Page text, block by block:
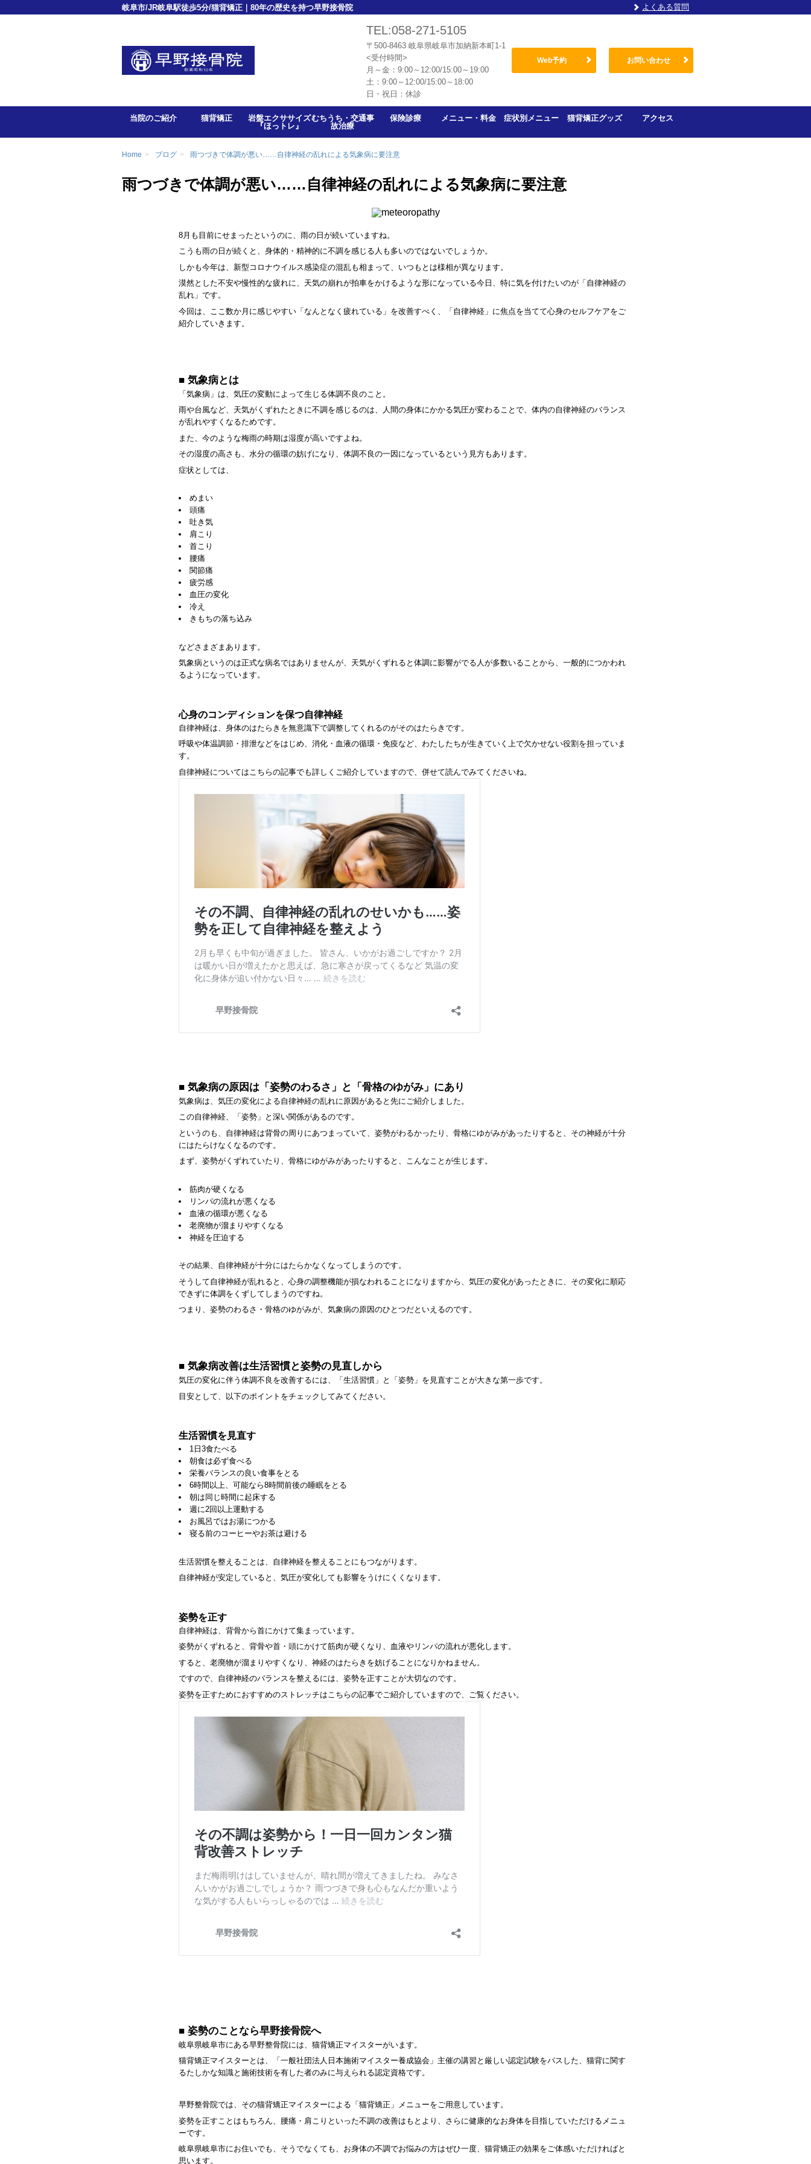
岐阜市/JR岐阜駅徒歩5分/猫背矯正｜80年の歴史を持つ早野接骨院 よくある質問
TEL:058-271-5105
〒500-8463 岐阜県岐阜市加納新本町1-1
<受付時間>
月～金：9:00～12:00/15:00～19:00
土：9:00～12:00/15:00～18:00
日・祝日：休診
Web予約 お問い合わせ
当院のご紹介 猫背矯正
岩盤エクササイズ
『ほっトレ』
むちうち・交通事
故治療
保険診療 メニュー・料金 症状別メニュー 猫背矯正グッズ アクセス
Home > ブログ > 雨つづきで体調が悪い……自律神経の乱れによる気象病に要注意
雨つづきで体調が悪い……自律神経の乱れによる気象病に要注意
8月も目前にせまったというのに、雨の日が続いていますね。
こうも雨の日が続くと、身体的・精神的に不調を感じる人も多いのではないでしょうか。
しかも今年は、新型コロナウイルス感染症の混乱も相まって、いつもとは様相が異なります。
漠然とした不安や慢性的な疲れに、天気の崩れが拍車をかけるような形になっている今日、特に気を付けたいのが「自律神経の
乱れ」です。
今回は、ここ数か月に感じやすい「なんとなく疲れている」を改善すべく、「自律神経」に焦点を当てて心身のセルフケアをご
紹介していきます。
■ 気象病とは
「気象病」は、気圧の変動によって生じる体調不良のこと。
雨や台風など、天気がくずれたときに不調を感じるのは、人間の身体にかかる気圧が変わることで、体内の自律神経のバランス
が乱れやすくなるためです。
また、今のような梅雨の時期は湿度が高いですよね。
その湿度の高さも、水分の循環の妨げになり、体調不良の一因になっているという見方もあります。
症状としては、
めまい
頭痛
吐き気
肩こり
首こり
腰痛
関節痛
疲労感
血圧の変化
冷え
きもちの落ち込み
などさまざまあります。
気象病というのは正式な病名ではありませんが、天気がくずれると体調に影響がでる人が多数いることから、一般的につかわれ
るようになっています。
心身のコンディションを保つ自律神経
自律神経は、身体のはたらきを無意識下で調整してくれるのがそのはたらきです。
呼吸や体温調節・排泄などをはじめ、消化・血液の循環・免疫など、わたしたちが生きていく上で欠かせない役割を担っていま
す。
自律神経についてはこちらの記事でも詳しくご紹介していますので、併せて読んでみてくださいね。
■ 気象病の原因は「姿勢のわるさ」と「骨格のゆがみ」にあり
気象病は、気圧の変化による自律神経の乱れに原因があると先にご紹介しました。
この自律神経、「姿勢」と深い関係があるのです。
というのも、自律神経は背骨の周りにあつまっていて、姿勢がわるかったり、骨格にゆがみがあったりすると、その神経が十分
にはたらけなくなるのです。
まず、姿勢がくずれていたり、骨格にゆがみがあったりすると、こんなことが生じます。
筋肉が硬くなる
リンパの流れが悪くなる
血液の循環が悪くなる
老廃物が溜まりやすくなる
神経を圧迫する
その結果、自律神経が十分にはたらかなくなってしまうのです。
そうして自律神経が乱れると、心身の調整機能が損なわれることになりますから、気圧の変化があったときに、その変化に順応
できずに体調をくずしてしまうのですね。
つまり、姿勢のわるさ・骨格のゆがみが、気象病の原因のひとつだといえるのです。
■ 気象病改善は生活習慣と姿勢の見直しから
気圧の変化に伴う体調不良を改善するには、「生活習慣」と「姿勢」を見直すことが大きな第一歩です。
目安として、以下のポイントをチェックしてみてください。
生活習慣を見直す
1日3食たべる
朝食は必ず食べる
栄養バランスの良い食事をとる
6時間以上、可能なら8時間前後の睡眠をとる
朝は同じ時間に起床する
週に2回以上運動する
お風呂ではお湯につかる
寝る前のコーヒーやお茶は避ける
生活習慣を整えることは、自律神経を整えることにもつながります。
自律神経が安定していると、気圧が変化しても影響をうけにくくなります。
姿勢を正す
自律神経は、背骨から首にかけて集まっています。
姿勢がくずれると、背骨や首・頭にかけて筋肉が硬くなり、血液やリンパの流れが悪化します。
すると、老廃物が溜まりやすくなり、神経のはたらきを妨げることになりかねません。
ですので、自律神経のバランスを整えるには、姿勢を正すことが大切なのです。
姿勢を正すためにおすすめのストレッチはこちらの記事でご紹介していますので、ご覧ください。
■ 姿勢のことなら早野接骨院へ
岐阜県岐阜市にある早野整骨院には、猫背矯正マイスターがいます。
猫背矯正マイスターとは、「一般社団法人日本施術マイスター養成協会」主催の講習と厳しい認定試験をパスした、猫背に関す
るたしかな知識と施術技術を有した者のみに与えられる認定資格です。
早野整骨院では、その猫背矯正マイスターによる「猫背矯正」メニューをご用意しています。
姿勢を正すことはもちろん、腰痛・肩こりといった不調の改善はもとより、さらに健康的なお身体を目指していただけるメニュ
ーです。
岐阜県岐阜市にお住いでも、そうでなくても、お身体の不調でお悩みの方はぜひ一度、猫背矯正の効果をご体感いただければと
思います。